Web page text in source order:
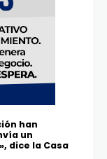
han
un
dice la Casa